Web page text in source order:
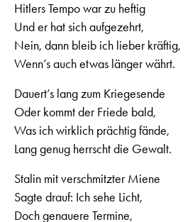
Hitlers Tempo war zu heftig
Und er hat sich aufgezehrt,
Nein, dann bleib ich lieber kräftig,
Wenn’s auch etwas länger währt.
Dauert’s lang zum Kriegesende
Oder kommt der Friede bald,
Was ich wirklich prächtig fände,
Lang genug herrscht die Gewalt.
Stalin mit verschmitzter Miene
Sagte drauf: Ich sehe Licht,
Doch genauere Termine,